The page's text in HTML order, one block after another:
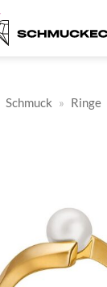
Schmuck » Ringe